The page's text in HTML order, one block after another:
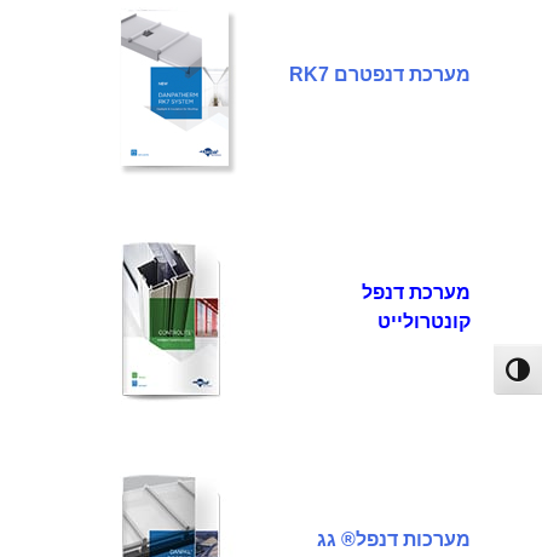
הפעל/כבה ניגודיות גבוהה
מערכת דנפטרם RK7
מערכת דנפל
קונטרולייט
מערכות דנפל® גג